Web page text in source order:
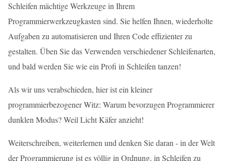
Schleifen mächtige Werkzeuge in Ihrem
Programmierwerkzeugkasten sind. Sie helfen Ihnen, wiederholte
Aufgaben zu automatisieren und Ihren Code effizienter zu
gestalten. Üben Sie das Verwenden verschiedener Schleifenarten,
und bald werden Sie wie ein Profi in Schleifen tanzen!
Als wir uns verabschieden, hier ist ein kleiner
programmierbezogener Witz: Warum bevorzugen Programmierer
dunklen Modus? Weil Licht Käfer anzieht!
Weiterschreiben, weiterlernen und denken Sie daran - in der Welt
der Programmierung ist es völlig in Ordnung, in Schleifen zu